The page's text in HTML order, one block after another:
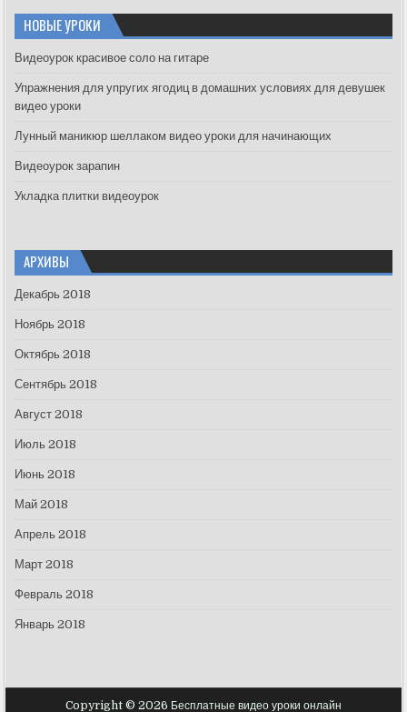
h
f
r
:
НОВЫЕ УРОКИ
Видеоурок красивое соло на гитаре
Упражнения для упругих ягодиц в домашних условиях для девушек
видео уроки
Лунный маникюр шеллаком видео уроки для начинающих
Видеоурок зарапин
Укладка плитки видеоурок
АРХИВЫ
Декабрь 2018
Ноябрь 2018
Октябрь 2018
Сентябрь 2018
Август 2018
Июль 2018
Июнь 2018
Май 2018
Апрель 2018
Март 2018
Февраль 2018
Январь 2018
Copyright © 2026 Бесплатные видео уроки онлайн